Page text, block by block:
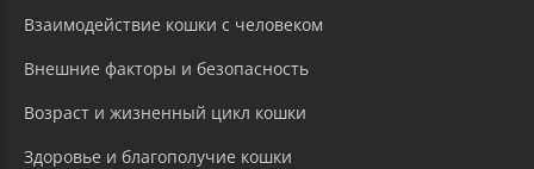
Взаимодействие кошки с человеком
Внешние факторы и безопасность
Возраст и жизненный цикл кошки
Здоровье и благополучие кошки